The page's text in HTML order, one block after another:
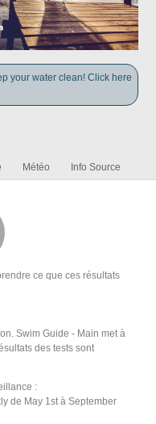
your water clean! Click here
Météo Info Source
ce que ces résultats
Swim Guide - Main met à
des tests sont
:
de May 1st à September